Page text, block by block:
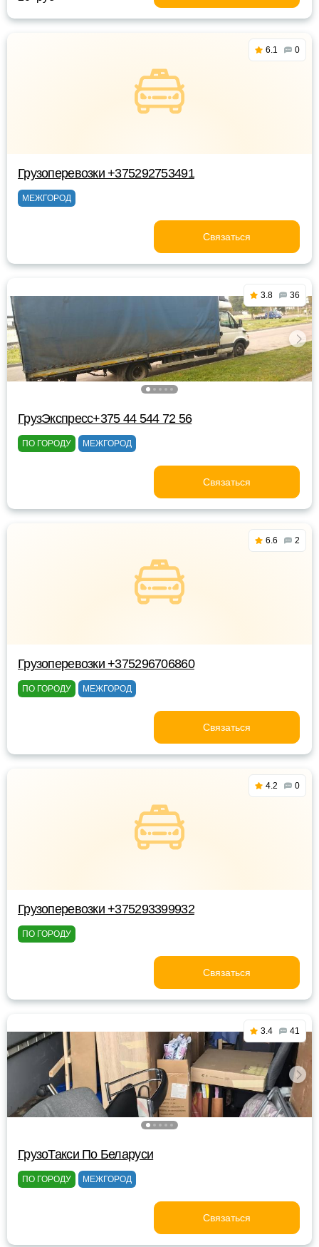
6.1 0
Грузоперевозки +375292753491
МЕЖГОРОД
Связаться
3.8 36
ГрузЭкспресс+375 44 544 72 56
ПО ГОРОДУ МЕЖГОРОД
Связаться
6.6 2
Грузоперевозки +375296706860
ПО ГОРОДУ МЕЖГОРОД
Связаться
4.2 0
Грузоперевозки +375293399932
ПО ГОРОДУ
Связаться
3.4 41
ГрузоТакси По Беларуси
ПО ГОРОДУ МЕЖГОРОД
Связаться